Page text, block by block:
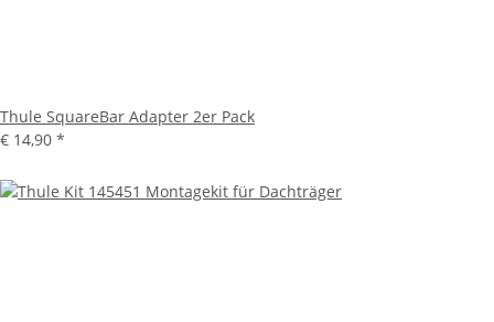
Thule SquareBar Adapter 2er Pack
€ 14,90 *